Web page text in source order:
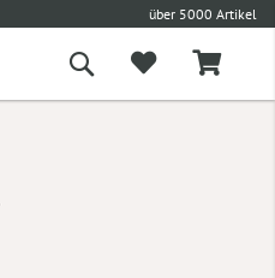
über 5000 Artikel
Suche